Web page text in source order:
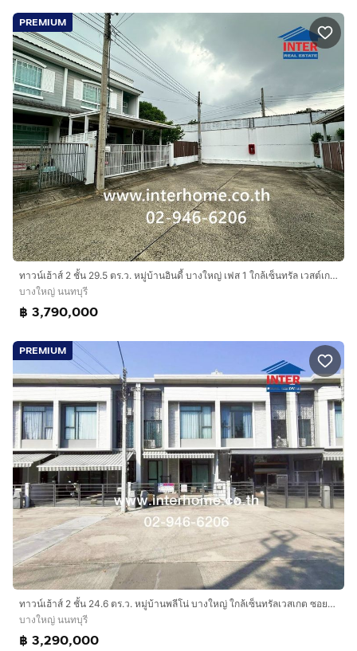
www.interhome.co.th
โทร.กดเพื่อดูเบอร์โทร xxxxxx206
https://www.interhome.co.th/propertydetail.php?
propcode=66298
PREMIUM
ทาวน์เฮ้าส์ 2 ชั้น 29.5 ตร.ว. หมู่บ้านอินดี้ บางใหญ่ เฟส 1 ใกล้เซ็นทรัล เวสต์เกต ซอยแก้วอินทร์ ถนนกาญจนาภิเษก บางใหญ่ นนทบุรี
บางใหญ่ นนทบุรี
฿ 3,790,000
PREMIUM
ทาวน์เฮ้าส์ 2 ชั้น 24.6 ตร.ว. หมู่บ้านพลีโน่ บางใหญ่ ใกล้เซ็นทรัลเวสเกต ซอยสองพี่น้อง ถนนกาญจนาภิเษก ถนนคลองถนน บางใหญ่ นนทบุรี
บางใหญ่ นนทบุรี
฿ 3,290,000